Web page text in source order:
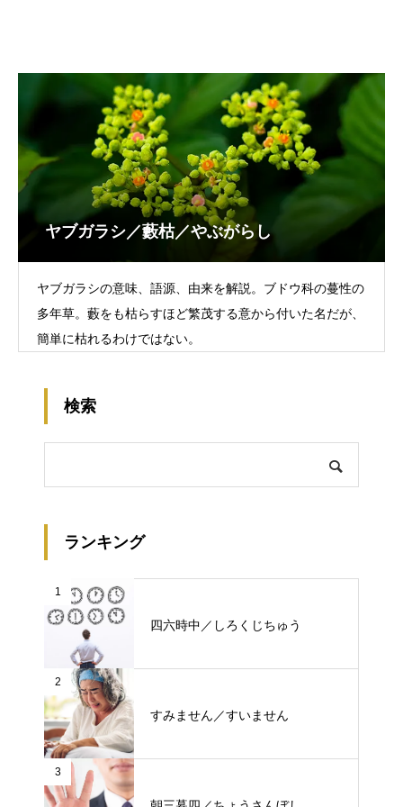
ヤブガラシ／藪枯／やぶがらし
ヤブガラシの意味、語源、由来を解説。ブドウ科の蔓性の
多年草。藪をも枯らすほど繁茂する意から付いた名だが、
簡単に枯れるわけではない。
検索
ランキング
1
四六時中／しろくじちゅう
2
すみません／すいません
3